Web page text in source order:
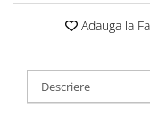
Adauga la
Descriere